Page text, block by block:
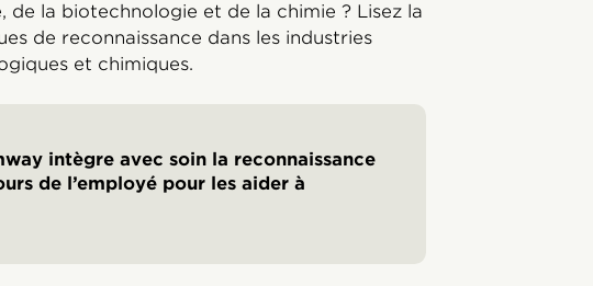
de la biotechnologie et de la chimie ? Lisez la
de reconnaissance dans les industries
et chimiques.
intègre avec soin la reconnaissance
de l’employé pour les aider à